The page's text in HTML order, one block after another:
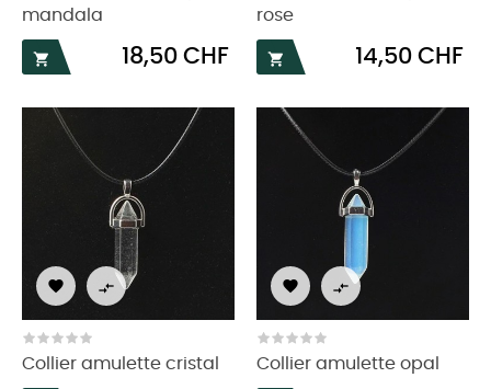
mandala

Prix
18,50 CHF
rose

Prix
14,50 CHF
 
Collier amulette cristal
 
Collier amulette opal